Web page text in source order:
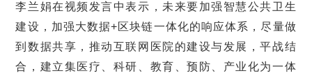
李兰娟在视频发言中表示，未来要加强智慧公共卫生
建设，加强大数据+区块链一体化的响应体系，尽量做
到数据共享，推动互联网医院的建设与发展，平战结
合，建立集医疗、科研、教育、预防、产业化为一体